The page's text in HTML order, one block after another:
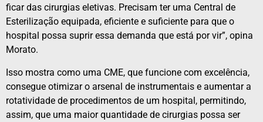
ficar das cirurgias eletivas. Precisam ter uma Central de
Esterilização equipada, eficiente e suficiente para que o
hospital possa suprir essa demanda que está por vir”, opina
Morato.
Isso mostra como uma CME, que funcione com excelência,
consegue otimizar o arsenal de instrumentais e aumentar a
rotatividade de procedimentos de um hospital, permitindo,
assim, que uma maior quantidade de cirurgias possa ser